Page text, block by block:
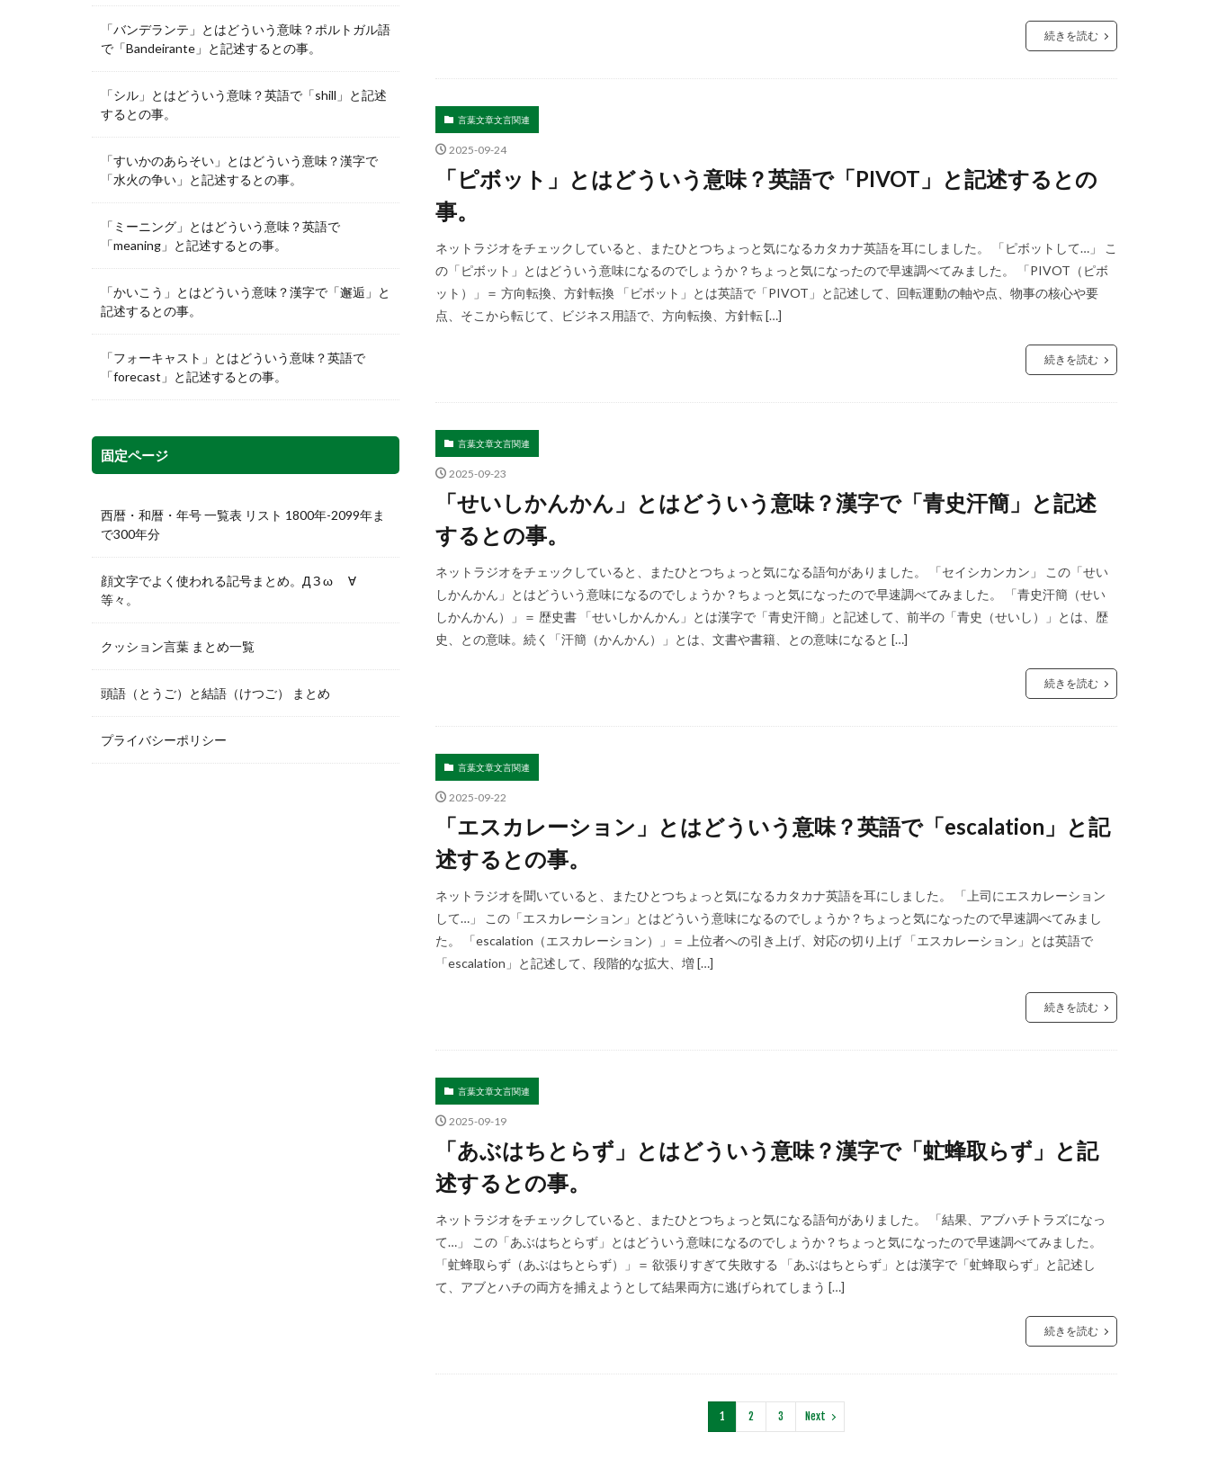
続きを読む
言葉文章文言関連
2025-09-24
「ピボット」とはどういう意味？英語で「PIVOT」と記述するとの
事。
ネットラジオをチェックしていると、またひとつちょっと気になるカタカナ英語を耳にしました。 「ピボットして…」 こ
の「ピボット」とはどういう意味になるのでしょうか？ちょっと気になったので早速調べてみました。 「PIVOT（ピボ
ット）」＝ 方向転換、方針転換 「ピボット」とは英語で「PIVOT」と記述して、回転運動の軸や点、物事の核心や要
点、そこから転じて、ビジネス用語で、方向転換、方針転 […]
続きを読む
言葉文章文言関連
2025-09-23
「せいしかんかん」とはどういう意味？漢字で「青史汗簡」と記述
するとの事。
ネットラジオをチェックしていると、またひとつちょっと気になる語句がありました。 「セイシカンカン」 この「せい
しかんかん」とはどういう意味になるのでしょうか？ちょっと気になったので早速調べてみました。 「青史汗簡（せい
しかんかん）」＝ 歴史書 「せいしかんかん」とは漢字で「青史汗簡」と記述して、前半の「青史（せいし）」とは、歴
史、との意味。続く「汗簡（かんかん）」とは、文書や書籍、との意味になると […]
続きを読む
言葉文章文言関連
2025-09-22
「エスカレーション」とはどういう意味？英語で「escalation」と記
述するとの事。
ネットラジオを聞いていると、またひとつちょっと気になるカタカナ英語を耳にしました。 「上司にエスカレーション
して…」 この「エスカレーション」とはどういう意味になるのでしょうか？ちょっと気になったので早速調べてみまし
た。 「escalation（エスカレーション）」＝ 上位者への引き上げ、対応の切り上げ 「エスカレーション」とは英語で
「escalation」と記述して、段階的な拡大、増 […]
続きを読む
言葉文章文言関連
2025-09-19
「あぶはちとらず」とはどういう意味？漢字で「虻蜂取らず」と記
述するとの事。
ネットラジオをチェックしていると、またひとつちょっと気になる語句がありました。 「結果、アブハチトラズになっ
て…」 この「あぶはちとらず」とはどういう意味になるのでしょうか？ちょっと気になったので早速調べてみました。
「虻蜂取らず（あぶはちとらず）」＝ 欲張りすぎて失敗する 「あぶはちとらず」とは漢字で「虻蜂取らず」と記述し
て、アブとハチの両方を捕えようとして結果両方に逃げられてしまう […]
続きを読む
1 2 3 Next
「バンデランテ」とはどういう意味？ポルトガル語
で「Bandeirante」と記述するとの事。
「シル」とはどういう意味？英語で「shill」と記述
するとの事。
「すいかのあらそい」とはどういう意味？漢字で
「水火の争い」と記述するとの事。
「ミーニング」とはどういう意味？英語で
「meaning」と記述するとの事。
「かいこう」とはどういう意味？漢字で「邂逅」と
記述するとの事。
「フォーキャスト」とはどういう意味？英語で
「forecast」と記述するとの事。
固定ページ
西暦・和暦・年号 一覧表 リスト 1800年-2099年ま
で300年分
顔文字でよく使われる記号まとめ。Д З ω ゞ∀
等々。
クッション言葉 まとめ一覧
頭語（とうご）と結語（けつご） まとめ
プライバシーポリシー